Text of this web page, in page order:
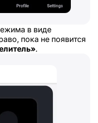
в виде
пока не появится
.